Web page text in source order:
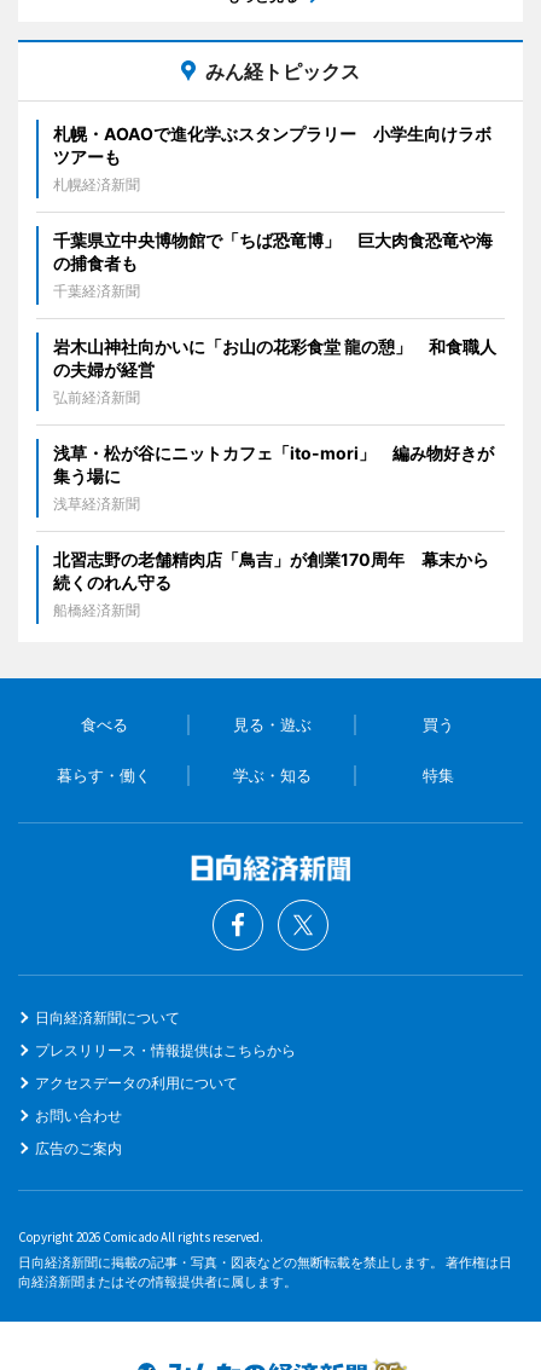
みん経トピックス
札幌・AOAOで進化学ぶスタンプラリー 小学生向けラボ
ツアーも
札幌経済新聞
千葉県立中央博物館で「ちば恐竜博」 巨大肉食恐竜や海
の捕食者も
千葉経済新聞
岩木山神社向かいに「お山の花彩食堂 龍の憩」 和食職人
の夫婦が経営
弘前経済新聞
浅草・松が谷にニットカフェ「ito-mori」 編み物好きが
集う場に
浅草経済新聞
北習志野の老舗精肉店「鳥吉」が創業170周年 幕末から
続くのれん守る
船橋経済新聞
食べる 見る・遊ぶ 買う
暮らす・働く 学ぶ・知る 特集
日向経済新聞について
プレスリリース・情報提供はこちらから
アクセスデータの利用について
お問い合わせ
広告のご案内
Copyright 2026 Comicado All rights reserved.
日向経済新聞に掲載の記事・写真・図表などの無断転載を禁止します。 著作権は日
向経済新聞またはその情報提供者に属します。